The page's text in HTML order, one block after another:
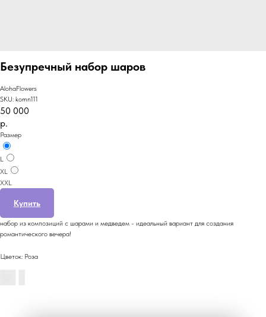
Безупречный набор шаров
AlohaFlowers
SKU: komn111
50 000
р.
Размер
L
XL
XXL
Купить
набор из композиций с шарами и медведем - идеальный вариант для создания
романтического вечера!
Цветок: Роза